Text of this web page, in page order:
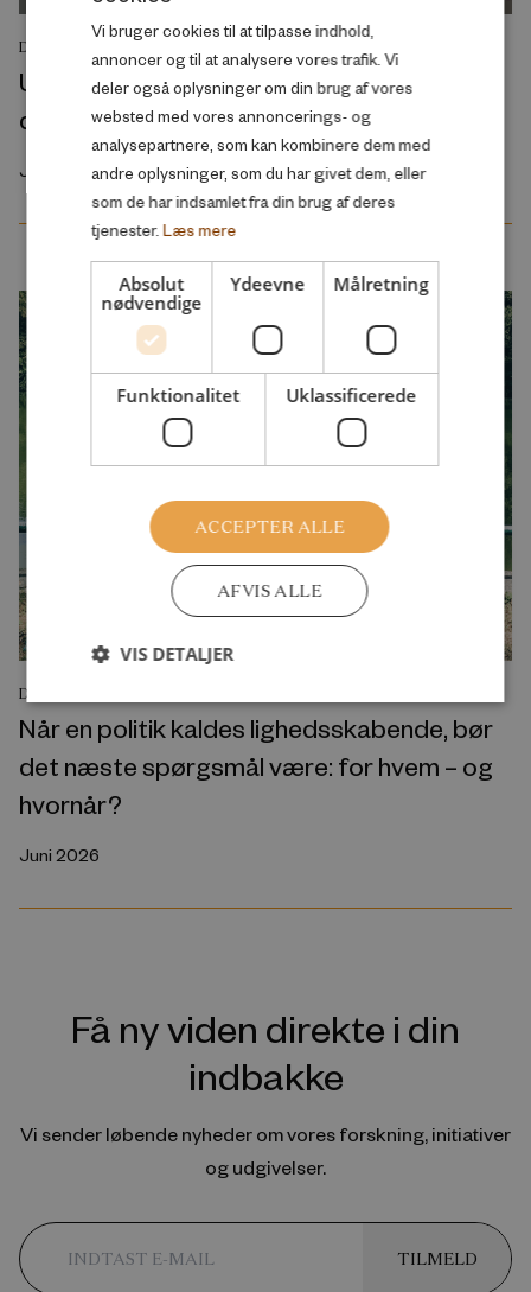
DEBATINDLÆG
Udlændingepolitik kan ikke koges ned til en
debat om danske værdier og stramninger
Juli 2026
DEBATINDLÆG
Når en politik kaldes lighedsskabende, bør
det næste spørgsmål være: for hvem – og
hvornår?
Juni 2026
Få ny viden direkte i din
indbakke
Vi sender løbende nyheder om vores forskning, initiativer
og udgivelser.
TILMELD
Vi bruger cookies til at tilpasse indhold,
annoncer og til at analysere vores trafik. Vi
deler også oplysninger om din brug af vores
websted med vores annoncerings- og
analysepartnere, som kan kombinere dem med
andre oplysninger, som du har givet dem, eller
som de har indsamlet fra din brug af deres
tjenester. Læs mere
Absolut
nødvendige
Ydeevne Målretning
Funktionalitet Uklassificerede
ACCEPTER ALLE
AFVIS ALLE
VIS DETALJER